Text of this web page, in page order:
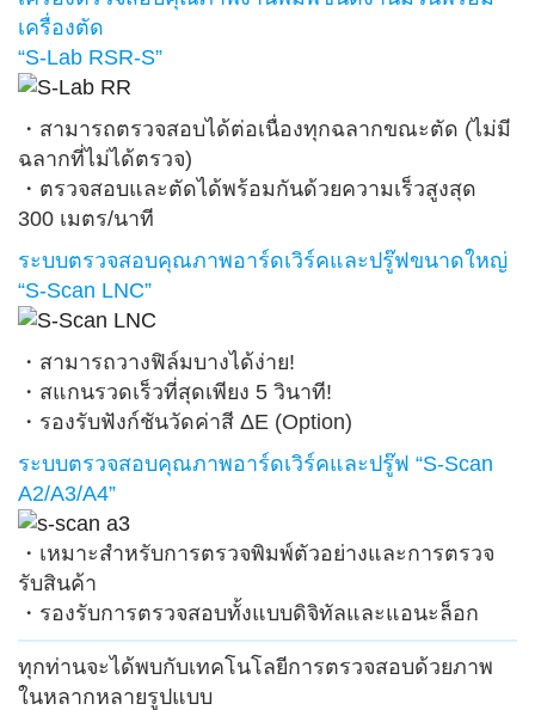
เครื่องตัด
“S-Lab RSR-S”
・สามารถตรวจสอบได้ต่อเนื่องทุกฉลากขณะตัด (ไม่มี
ฉลากที่ไม่ได้ตรวจ)
・ตรวจสอบและตัดได้พร้อมกันด้วยความเร็วสูงสุด
300 เมตร/นาที
ระบบตรวจสอบคุณภาพอาร์ดเวิร์คและปรู๊ฟขนาดใหญ่
“S-Scan LNC”
・สามารถวางฟิล์มบางได้ง่าย!
・สแกนรวดเร็วที่สุดเพียง 5 วินาที!
・รองรับฟังก์ชันวัดค่าสี ΔE (Option)
ระบบตรวจสอบคุณภาพอาร์ดเวิร์คและปรู๊ฟ “S-Scan
A2/A3/A4”
・เหมาะสำหรับการตรวจพิมพ์ตัวอย่างและการตรวจ
รับสินค้า
・รองรับการตรวจสอบทั้งแบบดิจิทัลและแอนะล็อก
ทุกท่านจะได้พบกับเทคโนโลยีการตรวจสอบด้วยภาพ
ในหลากหลายรูปแบบ